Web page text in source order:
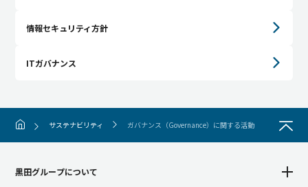
情報セキュリティ方針
ITガバナンス
サステナビリティ ガバナンス（Governance）に関する活動
黒田グループについて